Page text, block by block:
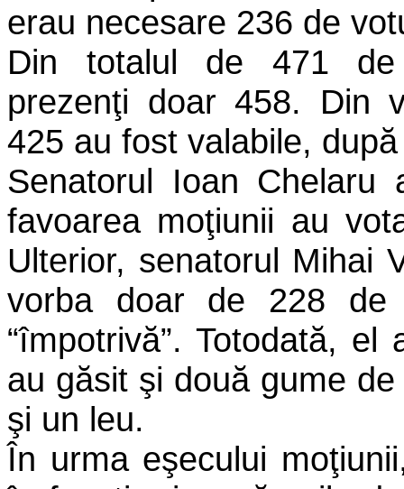
erau necesare 236 de
Din totalul de 471
prezenţi doar 458. Din
425 au fost valabile,
Senatorul Ioan
favoarea moţiunii au
Ulterior, senatorul Mihai
vorba doar de 228 de
“împotrivă”. Totodată,
au găsit şi două gume
şi un leu.
În urma eşecului